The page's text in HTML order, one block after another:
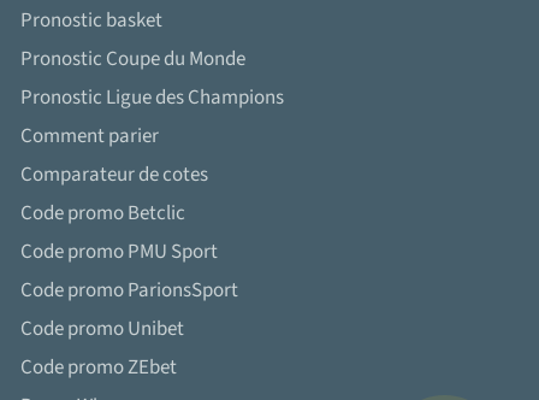
Pronostic basket
Pronostic Coupe du Monde
Pronostic Ligue des Champions
Comment parier
Comparateur de cotes
Code promo Betclic
Code promo PMU Sport
Code promo ParionsSport
Code promo Unibet
Code promo ZEbet